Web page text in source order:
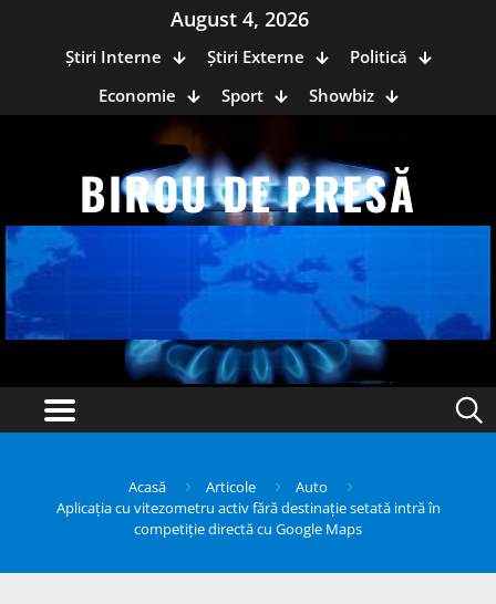
August 4, 2026
Știri Interne Știri Externe
Politică
Economie
Sport Showbiz
BIROU DE PRESĂ
Acasă Articole
Auto
Aplicația cu vitezometru activ fără destinație setată intră în
competiție directă cu Google Maps